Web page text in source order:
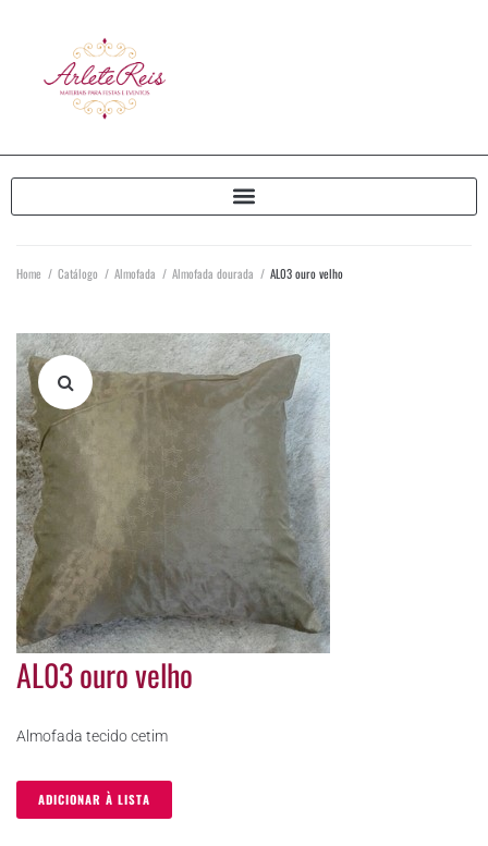
Home / Catálogo / Almofada / Almofada dourada / AL03 ouro velho
AL03 ouro velho
Almofada tecido cetim
ADICIONAR À LISTA